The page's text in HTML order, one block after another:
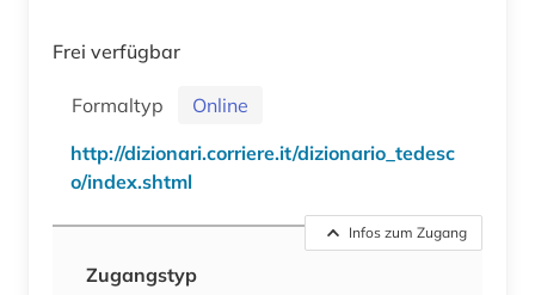
Frei verfügbar
Formaltyp
Online
http://dizionari.corriere.it/dizionario_tedesc
o/index.shtml
Infos zum Zugang
Zugangstyp